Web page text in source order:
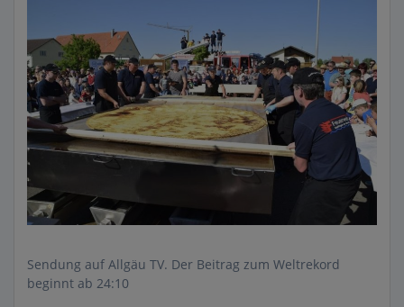
Sendung auf Allgäu TV. Der Beitrag zum Weltrekord
beginnt ab 24:10